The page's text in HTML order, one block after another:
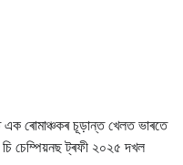
এক ৰোমাঞ্চকৰ চূড়ান্ত খেলত ভাৰতে
চেম্পিয়নছ ট্ৰফী ২০২৫ দখল